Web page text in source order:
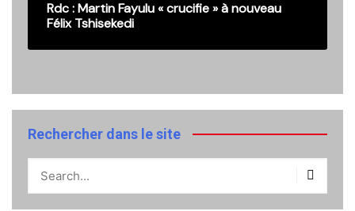
Rdc : Martin Fayulu « crucifie » à nouveau
Félix Tshisekedi
Rechercher dans le site